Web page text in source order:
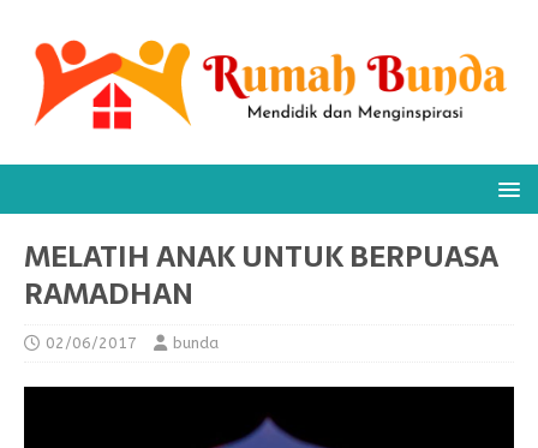
MELATIH ANAK UNTUK BERPUASA
RAMADHAN
02/06/2017 bunda